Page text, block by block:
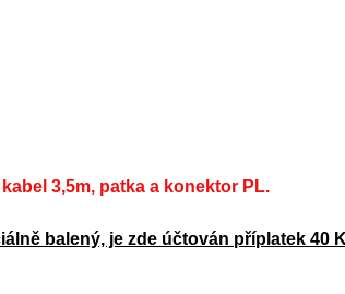
3,5m, patka a konektor PL.
balený, je zde účtován příplatek 40